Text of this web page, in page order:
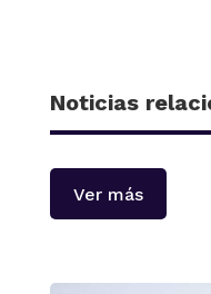
Noticias
Ver más